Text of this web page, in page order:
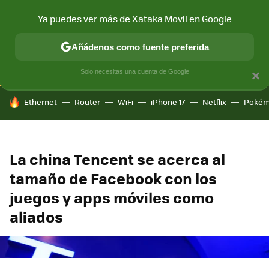
CONECTIVIDAD MÓVIL Y SOCIEDAD APLICACIONES
HOY SE HABLA DE
Ethernet Router WiFi iPhone 17 Netflix
La china Tencent se acerca al
tamaño de Facebook con los
juegos y apps móviles como
aliados
×
Ya puedes ver más de Xataka Movil en Google
Añádenos como fuente preferida
Solo necesitas una cuenta de Google